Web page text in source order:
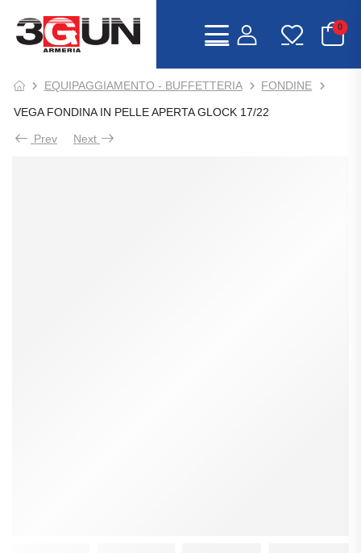
0
EQUIPAGGIAMENTO - BUFFETTERIA FONDINE
VEGA FONDINA IN PELLE APERTA GLOCK 17/22
Prev Next